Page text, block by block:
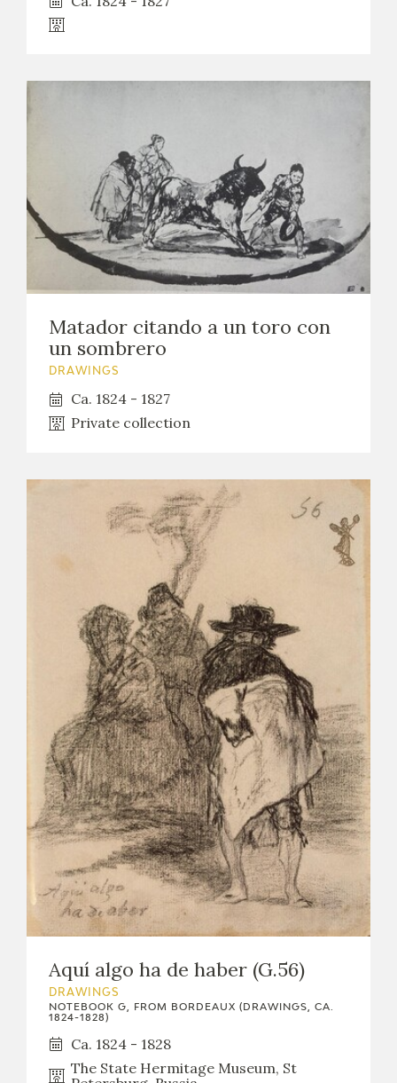
Matador citando a un toro con
un sombrero
DRAWINGS
Ca. 1824 - 1827
Private collection
Aquí algo ha de haber (G.56)
DRAWINGS
NOTEBOOK G, FROM BORDEAUX (DRAWINGS, CA.
1824-1828)
Ca. 1824 - 1828
The State Hermitage Museum, St